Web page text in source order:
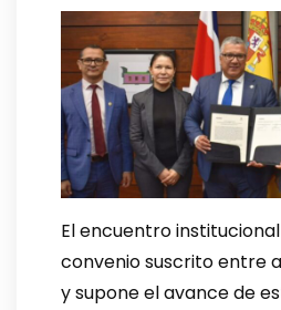
El encuentro
convenio suscrito entre
y supone el avance de